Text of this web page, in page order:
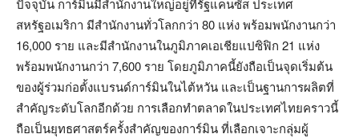
ปัจจุบัน การ์มินมีสำนักงานใหญ่อยู่ที่รัฐแคนซัส ประเทศ
สหรัฐอเมริกา มีสำนักงานทั่วโลกกว่า 80 แห่ง พร้อมพนักงานกว่า
16,000 ราย และมีสำนักงานในภูมิภาคเอเชียแปซิฟิก 21 แห่ง
พร้อมพนักงานกว่า 7,600 ราย โดยภูมิภาคนี้ยังถือเป็นจุดเริ่มต้น
ของผู้ร่วมก่อตั้งแบรนด์การ์มินในไต้หวัน และเป็นฐานการผลิตที่
สำคัญระดับโลกอีกด้วย การเลือกทำตลาดในประเทศไทยคราวนี้
ถือเป็นยุทธศาสตร์ครั้งสำคัญของการ์มิน ที่เลือกเจาะกลุ่มผู้